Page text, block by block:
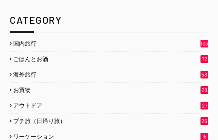
CATEGORY
国内旅行 103
ごはんとお酒 72
海外旅行 58
お買物 28
アウトドア 27
プチ旅（日帰り旅） 26
ワーケーション 16